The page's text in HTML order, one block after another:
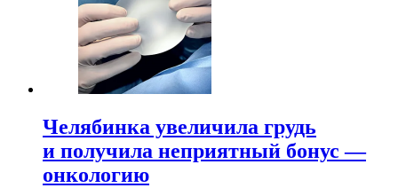
Челябинка увеличила грудь
и получила неприятный бонус —
онкологию